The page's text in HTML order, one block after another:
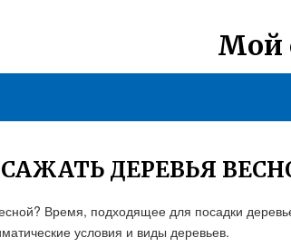
Мой
ДЕРЕВЬЯ
Время, подходящее для посадки
условия и виды деревьев.